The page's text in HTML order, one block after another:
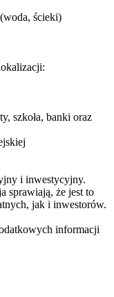
ścieki)
szkoła, banki oraz
i inwestycyjny.
sprawiają, że jest to
jak i inwestorów.
informacji